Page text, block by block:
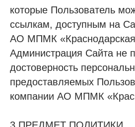
которые Пользователь
ссылкам, доступным на
АО МПМК
Администрация Сайта не
достоверность
предоставляемых
компании АО МПМК